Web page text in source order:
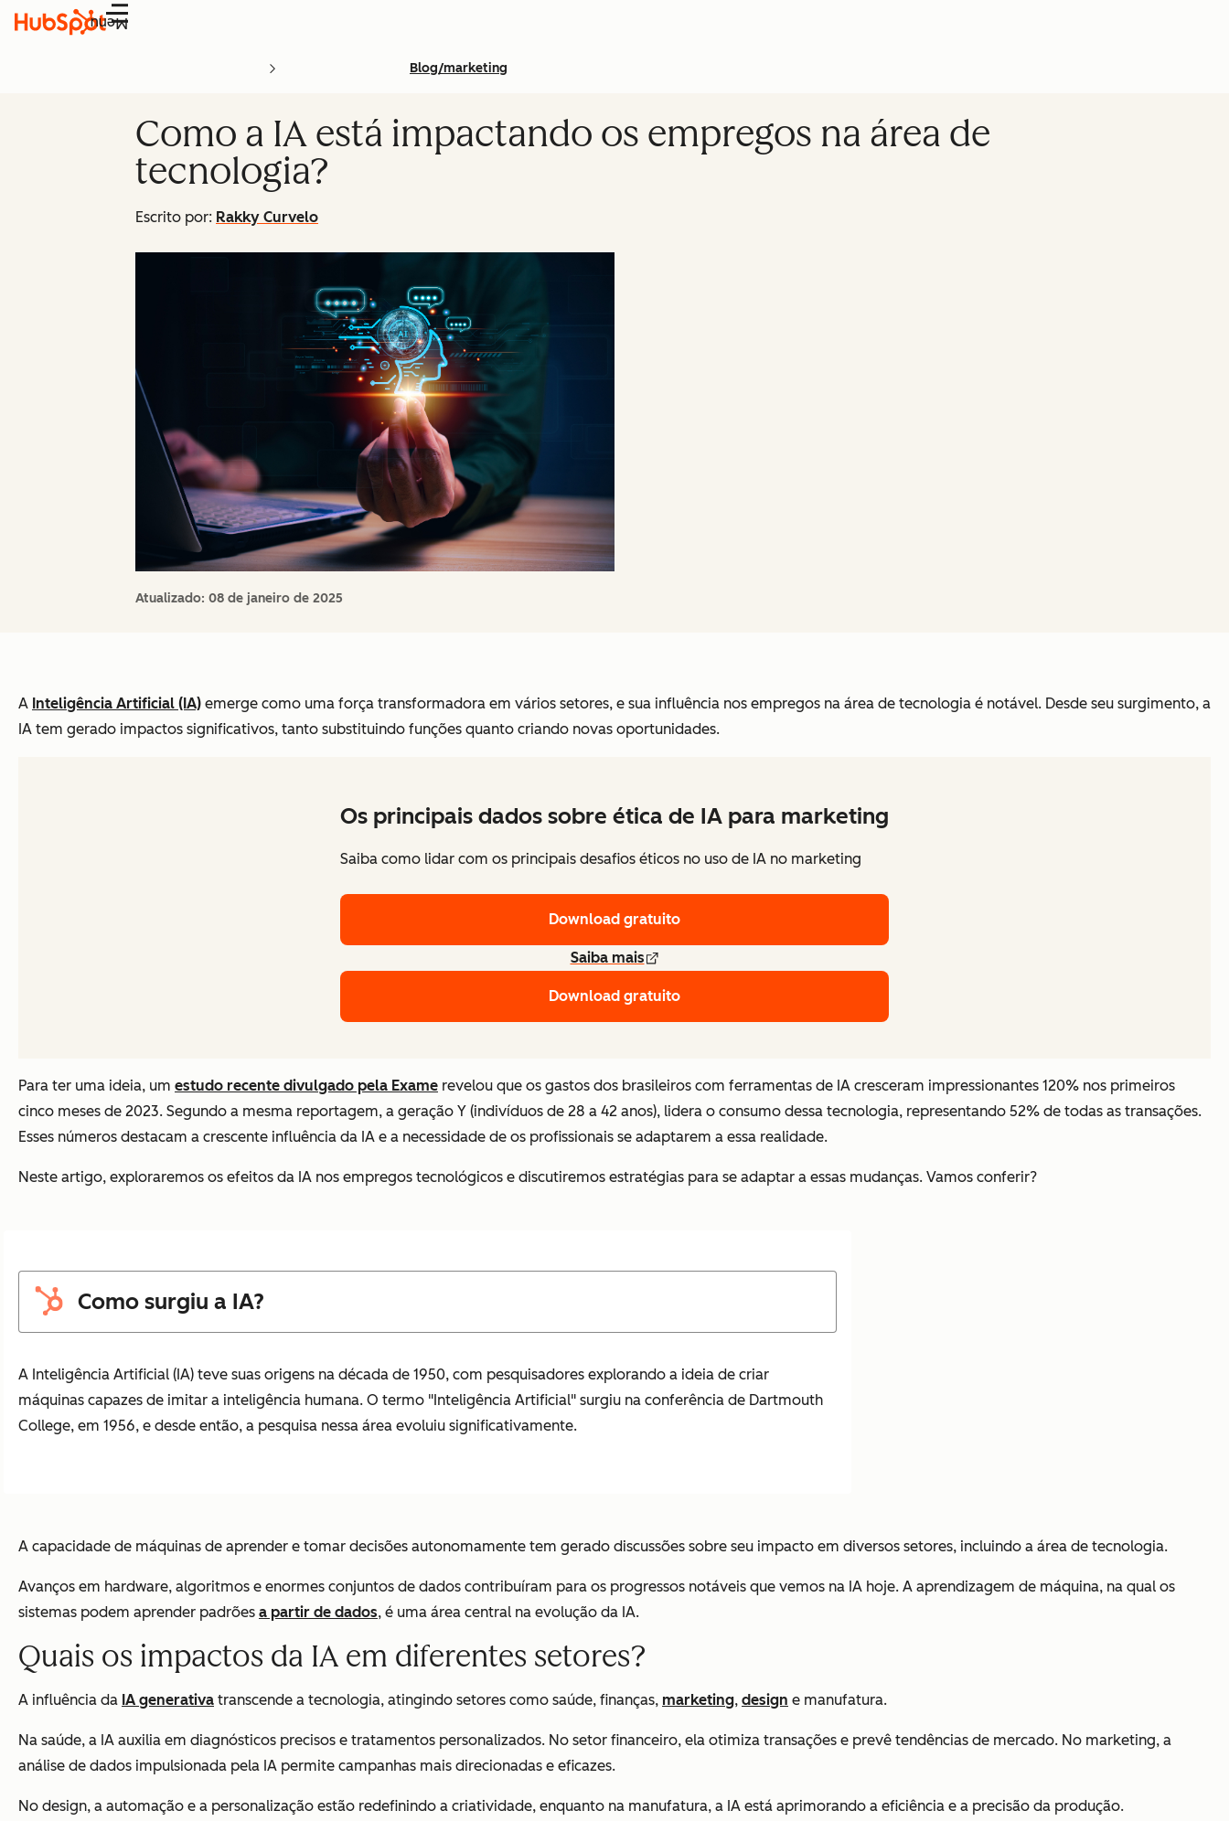
Menu
Blog/marketing
Como a IA está impactando os empregos na área de
tecnologia?
Escrito por: Rakky Curvelo
Atualizado: 08 de janeiro de 2025
A Inteligência Artificial (IA) emerge como uma força transformadora em vários setores, e sua influência nos empregos na área de tecnologia é notável. Desde seu surgimento, a
IA tem gerado impactos significativos, tanto substituindo funções quanto criando novas oportunidades.
Os principais dados sobre ética de IA para marketing
Saiba como lidar com os principais desafios éticos no uso de IA no marketing
Download gratuito
Saiba mais
Download gratuito
Para ter uma ideia, um estudo recente divulgado pela Exame revelou que os gastos dos brasileiros com ferramentas de IA cresceram impressionantes 120% nos primeiros
cinco meses de 2023. Segundo a mesma reportagem, a geração Y (indivíduos de 28 a 42 anos), lidera o consumo dessa tecnologia, representando 52% de todas as transações.
Esses números destacam a crescente influência da IA e a necessidade de os profissionais se adaptarem a essa realidade.
Neste artigo, exploraremos os efeitos da IA nos empregos tecnológicos e discutiremos estratégias para se adaptar a essas mudanças. Vamos conferir?
Como surgiu a IA?
A Inteligência Artificial (IA) teve suas origens na década de 1950, com pesquisadores explorando a ideia de criar
máquinas capazes de imitar a inteligência humana. O termo "Inteligência Artificial" surgiu na conferência de Dartmouth
College, em 1956, e desde então, a pesquisa nessa área evoluiu significativamente.
A capacidade de máquinas de aprender e tomar decisões autonomamente tem gerado discussões sobre seu impacto em diversos setores, incluindo a área de tecnologia.
Avanços em hardware, algoritmos e enormes conjuntos de dados contribuíram para os progressos notáveis que vemos na IA hoje. A aprendizagem de máquina, na qual os
sistemas podem aprender padrões a partir de dados, é uma área central na evolução da IA.
Quais os impactos da IA em diferentes setores?
A influência da IA generativa transcende a tecnologia, atingindo setores como saúde, finanças, marketing, design e manufatura.
Na saúde, a IA auxilia em diagnósticos precisos e tratamentos personalizados. No setor financeiro, ela otimiza transações e prevê tendências de mercado. No marketing, a
análise de dados impulsionada pela IA permite campanhas mais direcionadas e eficazes.
No design, a automação e a personalização estão redefinindo a criatividade, enquanto na manufatura, a IA está aprimorando a eficiência e a precisão da produção.